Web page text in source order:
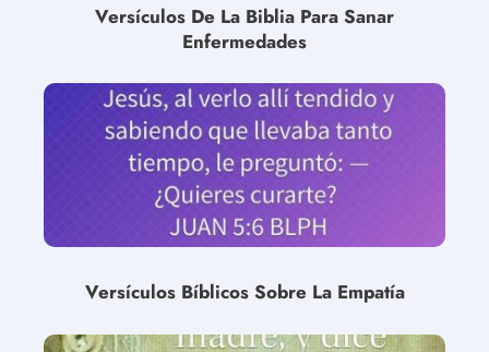
Versículos De La Biblia Para Sanar
Enfermedades
Versículos Bíblicos Sobre La Empatía